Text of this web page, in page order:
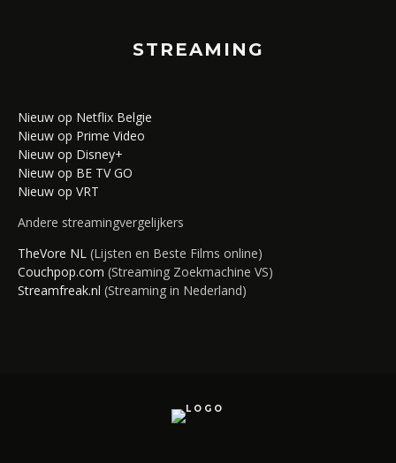
STREAMING
Nieuw op Netflix Belgie
Nieuw op Prime Video
Nieuw op Disney+
Nieuw op BE TV GO
Nieuw op VRT
Andere streamingvergelijkers
TheVore NL (Lijsten en Beste Films online)
Couchpop.com (Streaming Zoekmachine VS)
Streamfreak.nl (Streaming in Nederland)